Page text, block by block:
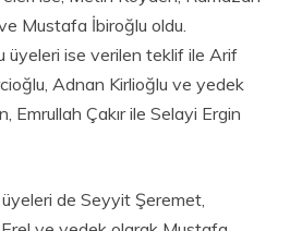
Mustafa İbiroğlu oldu.
üyeleri ise verilen teklif ile Arif
Adnan Kirlioğlu ve yedek
Emrullah Çakır ile Selayi Ergin
de Seyyit Şeremet,